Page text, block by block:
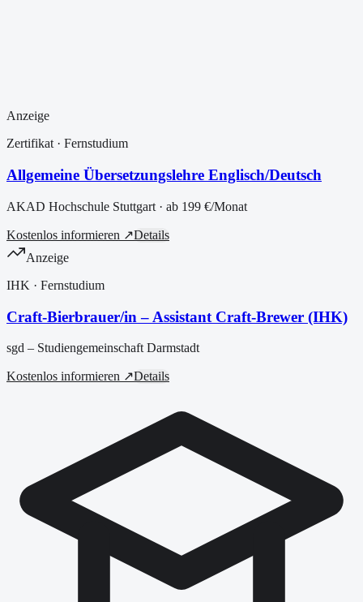
Anzeige
Zertifikat· Fernstudium
Allgemeine Übersetzungslehre Englisch/Deutsch
AKAD Hochschule Stuttgart · ab 199 €/Monat
Kostenlos informieren ↗Details
Anzeige
IHK · Fernstudium
Craft-Bierbrauer/in – Assistant Craft-Brewer (IHK)
sgd – Studiengemeinschaft Darmstadt
Kostenlos informieren ↗Details